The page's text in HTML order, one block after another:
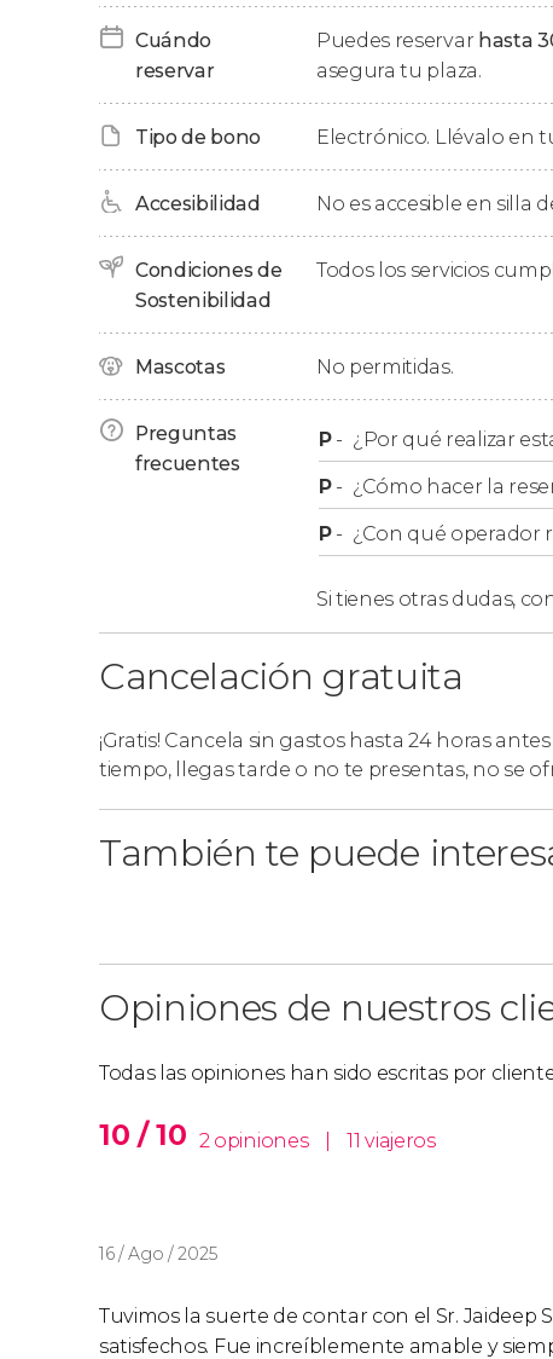
degustando la deliciosa gastronomía india
Al terminar el tour privado por Jodhpur, os
Ventajas de un tour privado
Además de ofrecer un servicio mucho más
incluyendo o quitando algún punto de
Cuándo
reservar
Puedes reservar hasta
asegura tu plaza.
Tipo de bono Electrónico. Llévalo en
Accesibilidad No es accesible en silla
Condiciones de
Sostenibilidad
Todos los servicios
Mascotas No permitidas.
Preguntas
frecuentes
P- ¿Por qué realizar
P- ¿Cómo hacer la
P- ¿Con qué operador
Si tienes otras dudas,
Cancelación gratuita
¡Gratis! Cancela sin gastos hasta 24 horas
tiempo, llegas tarde o no te presentas, no se
También te puede
Opiniones de nuestros
Todas las opiniones han sido escritas por
10 / 10 2 opiniones 11 viajeros
16 / Ago / 2025
Tuvimos la suerte de contar con el Sr.
satisfechos. Fue increíblemente amable y